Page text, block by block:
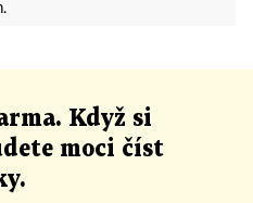
Když si
moci číst
.